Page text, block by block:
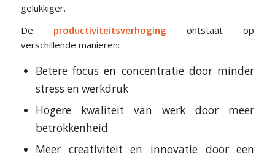
gelukkiger.
De productiviteitsverhoging ontstaat op
verschillende manieren:
Betere focus en concentratie door minder
stress en werkdruk
Hogere kwaliteit van werk door meer
betrokkenheid
Meer creativiteit en innovatie door een